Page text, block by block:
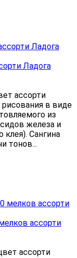
Ладога
ассорти
в виде
из
железа и
Сангина
тонов...
ассорти
ассорти